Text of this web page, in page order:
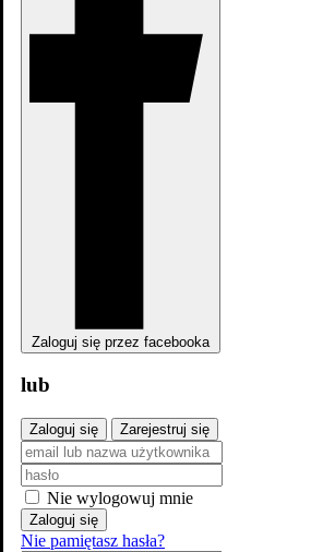
Dziewczyny nad wyraz: Różowe okulary 2x2
Zaloguj się przez facebooka
lub
Zaloguj się Zarejestruj się
Nie wylogowuj mnie
Zaloguj się
Nie pamiętasz hasła?